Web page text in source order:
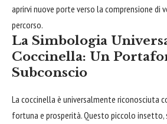
aprirvi nuove porte verso la comprensione di
percorso.
La Simbologia
Coccinella: Un
Subconscio
La coccinella è universalmente riconosciuta
fortuna e prosperità. Questo piccolo insetto,